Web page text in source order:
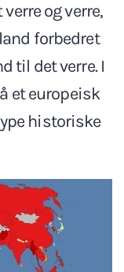
og verre,
forbedret
til det verre. I
et europeisk
historiske